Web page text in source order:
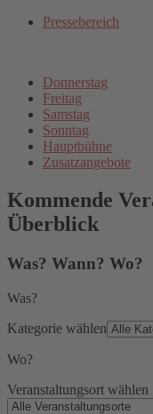
Pressebereich
Donnerstag
Freitag
Samstag
Sonntag
Hauptbühne
Zusatzangebote
Kommende
Überblick
Was? Wann? Wo?
Was?
Kategorie wählen
Wo?
Veranstaltungsort wählen